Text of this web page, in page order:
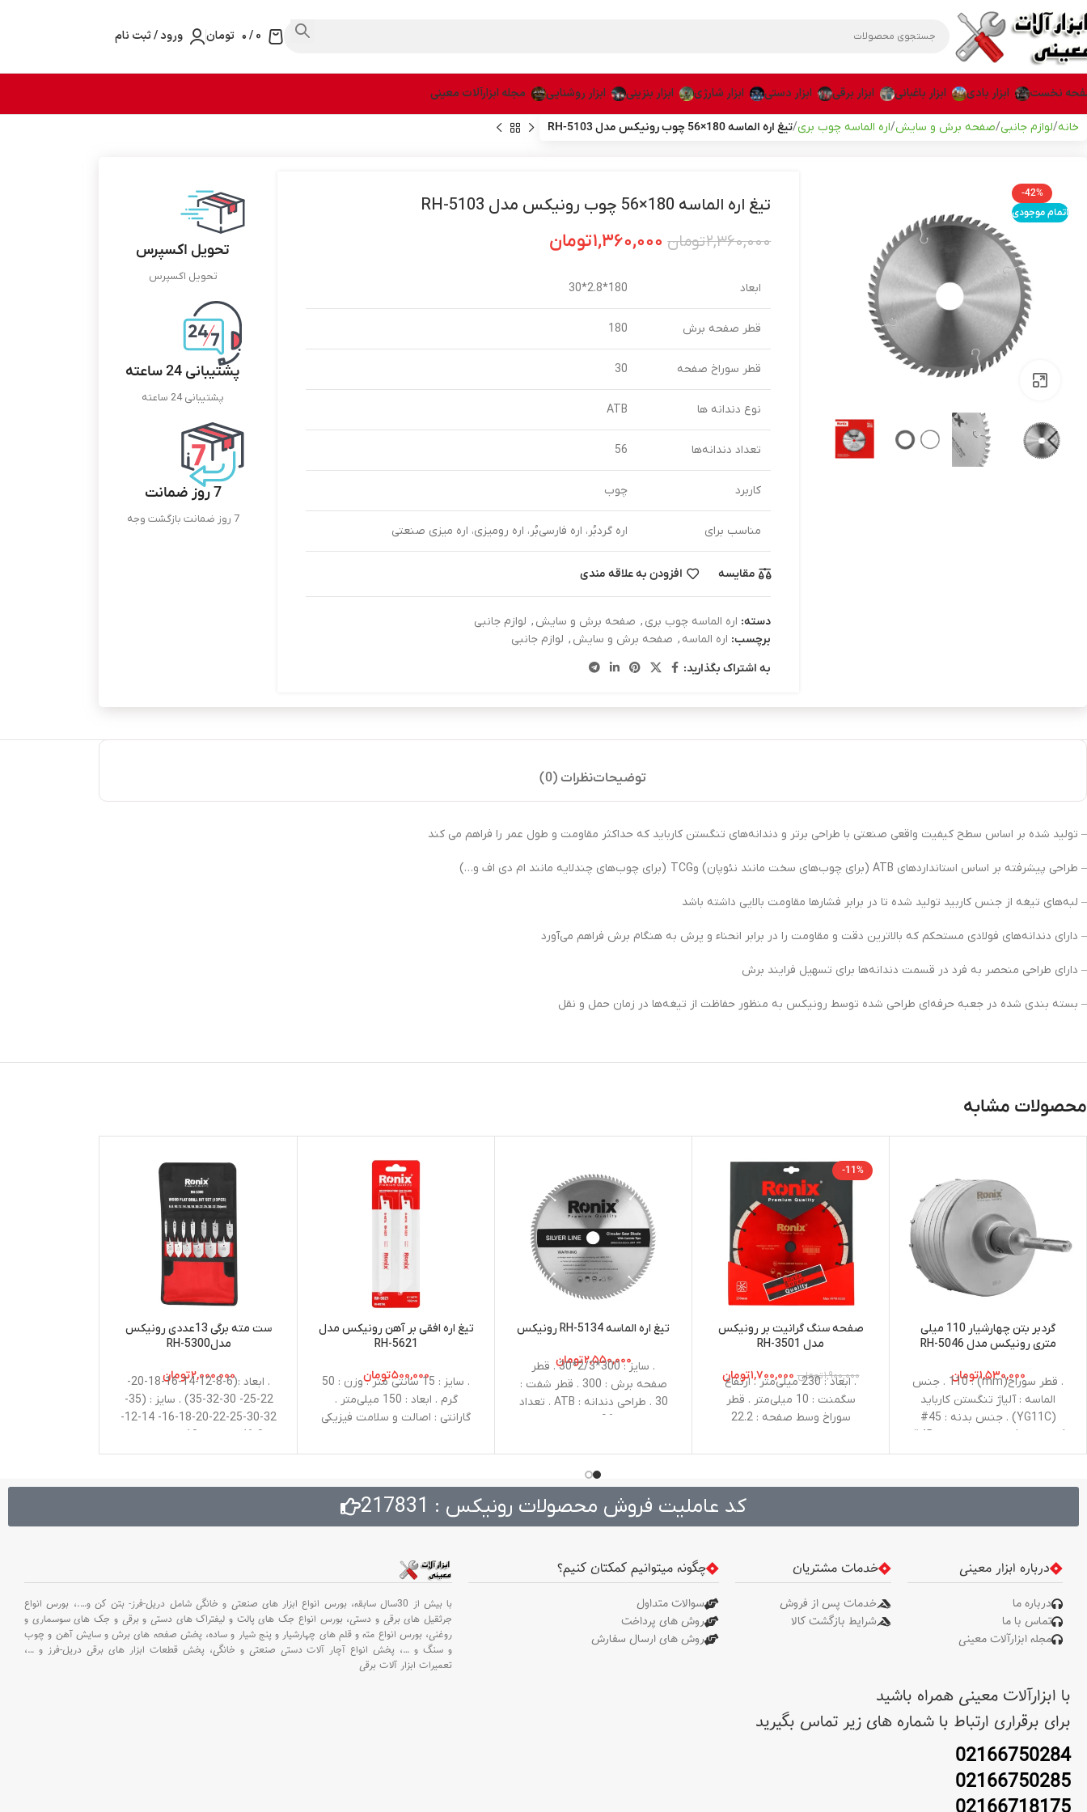
0
/۰ تومان ورود / ثبت نام
نخست ابزار بادی ابزار باغبانی ابزار برقی ابزار دستی ابزار شارژی ابزار بنزینی ابزار روشنایی مجله ابزارآلات معینی
خانه لوازم جانبی صفحه برش و سایش اره الماسه چوب بری تیغ اره الماسه 180×56 چوب رونیکس مدل RH-5103
-42%
اتمام موجودی
بزرگنمایی تصویر
تیغ اره الماسه 180×56 چوب رونیکس مدل RH-5103
۲,۳۶۰,۰۰۰تومان ۱,۳۶۰,۰۰۰تومان
ابعاد 180*2.8*30
قطر صفحه برش 180
قطر سوراخ صفحه 30
نوع دندانه ها ATB
تعداد دندانه‌ها 56
کاربرد چوب
مناسب برای اره گردبُر، اره فارسی‌بُر، اره رومیزی، اره میزی صنعتی
مقایسه افزودن به علاقه مندی
دسته: اره الماسه چوب بری , صفحه برش و سایش , لوازم جانبی
برچسب: اره الماسه , صفحه برش و سایش , لوازم جانبی
به اشتراک بگذارید:
تحویل اکسپرس
تحویل اکسپرس
پشتیبانی 24 ساعته
پشتیبانی 24 ساعته
7 روز ضمانت
7 روز ضمانت بازگشت وجه
توضیحاتنظرات (0)
– تولید شده بر اساس سطح کیفیت واقعی صنعتی با طراحی برتر و دندانه‌های تنگستن کارباید که حداکثر مقاومت و طول عمر را فراهم می کند
– طراحی پیشرفته بر اساس استانداردهای ATB (برای چوب‌های سخت مانند نئوپان) وTCG (برای چوب‌های چندلایه مانند ام دی اف و…)
– لبه‌های تیغه از جنس کاربید تولید شده تا در برابر فشارها مقاومت بالایی داشته باشد
– دارای دندانه‌های فولادی مستحکم که بالاترین دقت و مقاومت را در برابر انحناء و پرش به هنگام برش فراهم می‌آورد
– دارای طراحی منحصر به فرد در قسمت دندانه‌ها برای تسهیل فرایند برش
– بسته بندی شده در جعبه حرفه‌ای طراحی شده توسط رونیکس به منظور حفاظت از تیغه‌ها در زمان حمل و نقل
محصولات مشابه
گردبر بتن چهارشیار 110 میلی
‌‌متری رونیکس مدل RH-5046
۱,۵۳۰,۰۰۰تومان . قطر سوراخ(mm) : 110 . جنس
الماسه : آلیاژ تنگستن کارباید
(YG11C) . جنس بدنه : 45#
carbon steel . جنس مته : 45#
carbon steel . قطر مته : 8 .
نوع دنباله : چهار شیار . وزن :
عملکرد : خشک
-11%
صفحه سنگ گرانیت بر رونیکس
مدل RH-3501
۱,۹۰۰,۰۰۰تومان ۱,۷۰۰,۰۰۰تومان
. ابعاد : 230 میلی‌متر . ارتفاع
سگمنت : 10 میلی‌‎متر . قطر
سوراخ وسط صفحه : 22.2
تیغ اره الماسه RH-5134 رونیکس
۲,۵۵۰,۰۰۰تومان. سایز : 300*2/3*30 . قطر
صفحه برش : 300 . قطر شفت :
30 . طراحی دندانه : ATB . تعداد
فارسی‌بُر، اره رومیزی، اره میزی
صنعتی
تیغ اره افقی بر آهن رونیکس مدل
RH-5621
۵۰۰,۰۰۰تومان
. سایز : 15 سانتی متر . وزن : 50
گرم . ابعاد : 150 میلی‌متر .
گارانتی : اصالت و سلامت فیزیکی
ست مته برگی 13عددی رونیکس
مدلRH-5300
۲,۰۰۰,۰۰۰تومان
. ابعاد :(6-8-12-14-16-18-20-
22-25- 30-32-35) . سایز : (35-
32-30-25-22-20-18-16- 14-12-
تشکیل دهنده : فوالد کربنیزه .
35/6میلیمتر . نوع فلوت ابزار :
بسته بندی : کیف برزنتی
میلی متر .
استفاده :
کد عاملیت فروش محصولات رونیکس : 217831
درباره ابزار معینی
درباره ما
تماس با ما
مجله ابزارآلات معینی
خدمات مشتریان
خدمات پس از فروش
شرایط بازگشت کالا
چگونه میتوانیم کمکتان کنیم؟
سوالات متداول
روش های پرداخت
روش های ارسال سفارش
با بیش از 30سال سابقه، بورس انواع ابزار های صنعتی و خانگی شامل دریل-فرز- بتن کن و….، بورس انواع
جرثقیل های برقی و دستی، بورس انواع جک های پالت و لیفتراک های دستی و برقی و جک های سوسماری و
روغنی، بورس انواع مته و قلم های چهارشیار و پنج شیار و ساده، پخش صفحه های برش و سایش آهن و چوب
و سنگ و…، پخش انواع آچار آلات دستی صنعتی و خانگی، پخش قطعات ابزار های برقی دریل-فرز و …،
تعمیرات ابزار آلات برقی
با ابزارآلات معینی همراه باشید
برای برقراری ارتباط با شماره های زیر تماس بگیرید
02166750284
02166750285